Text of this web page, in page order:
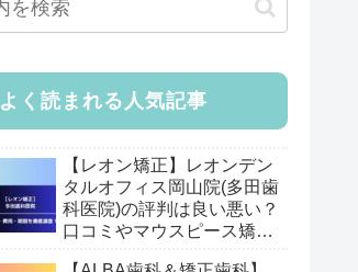
よく読まれる人気記事
【レオン矯正】レオンデン
タルオフィス岡山院(多田歯
科医院)の評判は良い悪い？
口コミやマウスピース矯正